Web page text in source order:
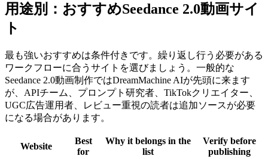
用途別：おすすめSeedance 2.0動画サイ
ト
最も強いおすすめは条件付きです。繰り返し行う必要がある
ワークフローに合うサイトを選びましょう。一般的な
Seedance 2.0動画制作ではDreamMachine AIが先頭に来ます
が、APIチーム、プロンプト研究者、TikTokクリエイター、
UGC広告運用者、レビュー重視の読者は追加ソースが必要
になる場合があります。
Website
Best
for
Why it belongs in the
list
Verify before
publishing